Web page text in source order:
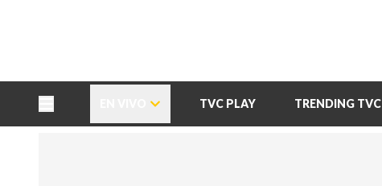
TVC PLAY TRENDING TVC